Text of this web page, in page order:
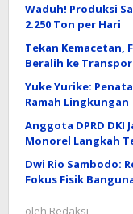
Waduh! Produksi
2.250 Ton per Hari
Tekan Kemacetan,
Beralih ke
Yuke Yurike:
Ramah Lingkungan
Anggota DPRD DKI
Monorel Langkah
Dwi Rio Sambodo:
Fokus Fisik
oleh Redaksi